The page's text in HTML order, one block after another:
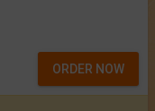
ORDER NOW